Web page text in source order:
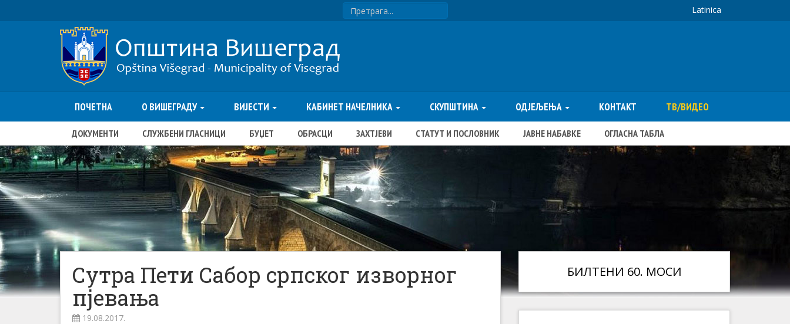
Latinica
ПОЧЕТНА О ВИШЕГРАДУ ВИЈЕСТИ КАБИНЕТ НАЧЕЛНИКА СКУПШТИНА ОДЈЕЉЕЊА КОНТАКТ ТВ/ВИДЕО
ДОКУМЕНТИ СЛУЖБЕНИ ГЛАСНИЦИ БУЏЕТ ОБРАСЦИ ЗАХТЈЕВИ СТАТУТ И ПОСЛОВНИК ЈАВНЕ НАБАВКЕ ОГЛАСНА ТАБЛА
Сутра Пети Сабор српског изворног
пјевања
19.08.2017.
БИЛТЕНИ 60. МОСИ